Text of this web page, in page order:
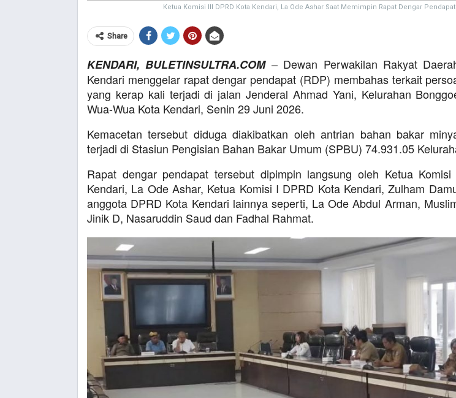
Ketua Komisi III DPRD Kota Kendari, La Ode Ashar Saat Memimpin Rapat Dengar Pendapat
Share
KENDARI, BULETINSULTRA.COM– Dewan Perwakilan Rakyat
Kendari menggelar rapat dengar pendapat (RDP) membahas terkait
yang kerap kali terjadi di jalan Jenderal Ahmad Yani, Kelurahan
Wua-Wua Kota Kendari, Senin 29 Juni 2026.
Kemacetan tersebut diduga diakibatkan oleh antrian bahan bakar
terjadi di Stasiun Pengisian Bahan Bakar Umum (SPBU) 74.931.05
Rapat dengar pendapat tersebut dipimpin langsung oleh Ketua
Kendari, La Ode Ashar, Ketua Komisi I DPRD Kota Kendari, Zulham
anggota DPRD Kota Kendari lainnya seperti, La Ode Abdul Arman,
Jinik D, Nasaruddin Saud dan Fadhal Rahmat.